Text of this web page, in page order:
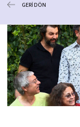
GERİ DÖN